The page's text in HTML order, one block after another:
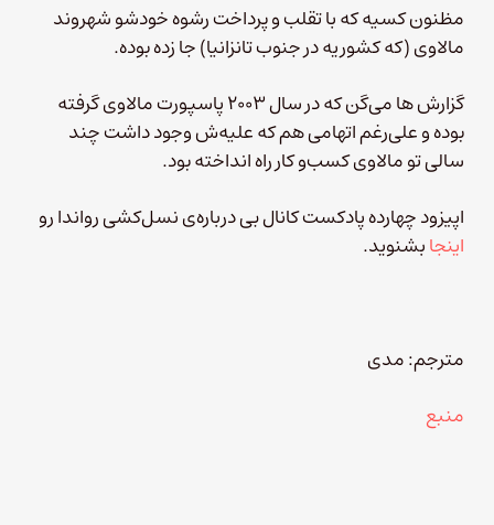
مظنون کسیه که با تقلب و پرداخت رشوه خودشو شهروند
مالاوی (که کشوریه در جنوب تانزانیا) جا زده بوده.
گزارش ها می‌گن که در سال ۲۰۰۳ پاسپورت مالاوی گرفته
بوده و علی‌رغم اتهامی هم که علیه‌ش وجود داشت چند
سالی تو مالاوی کسب‌و کار راه انداخته بود.
اپیزود چهارده پادکست کانال بی درباره‌ی نسل‌کشی رواندا رو
اینجابشنوید.
مترجم: مدی
منبع